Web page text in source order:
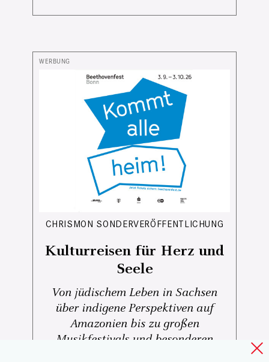
CHRISMON SONDERVERÖFFENTLICHUNG
Kulturreisen für Herz und
Seele
Von jüdischem Leben in Sachsen
über indigene Perspektiven auf
Amazonien bis zu großen
Musikfestivals und besonderen